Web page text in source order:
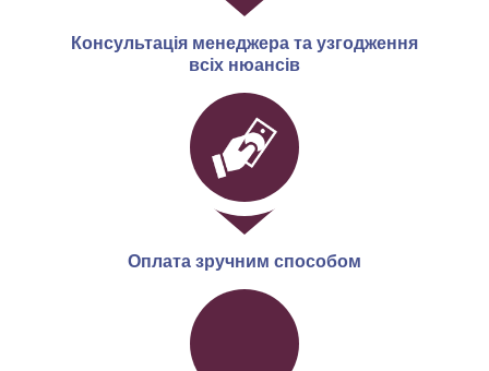
Консультація менеджера та узгодження
всіх нюансів
Оплата зручним способом